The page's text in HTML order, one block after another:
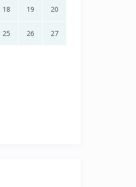
18 19 20
25 26 27